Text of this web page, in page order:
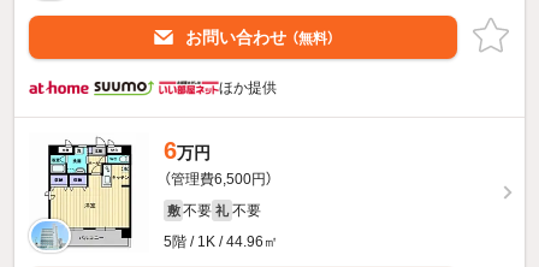
お問い合わせ （無料）
ほか提供
6万円
（管理費6,500円）
敷 不要 礼 不要
5階 / 1K / 44.96㎡